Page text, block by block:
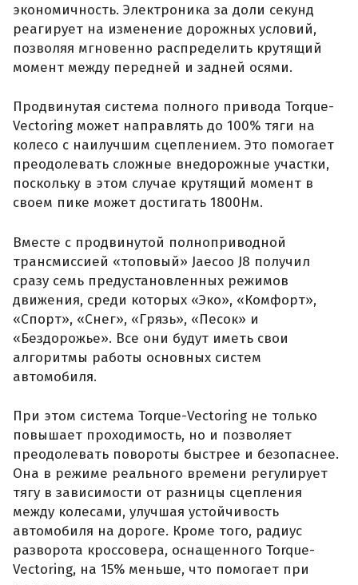
экономичность. Электроника за доли секунд
реагирует на изменение дорожных условий,
позволяя мгновенно распределить крутящий
момент между передней и задней осями.
Продвинутая система полного привода Torque-
Vectoring может направлять до 100% тяги на
колесо с наилучшим сцеплением. Это помогает
преодолевать сложные внедорожные участки,
поскольку в этом случае крутящий момент в
своем пике может достигать 1800Нм.
Вместе с продвинутой полноприводной
трансмиссией «топовый» Jaecoo J8 получил
сразу семь предустановленных режимов
движения, среди которых «Эко», «Комфорт»,
«Спорт», «Снег», «Грязь», «Песок» и
«Бездорожье». Все они будут иметь свои
алгоритмы работы основных систем
автомобиля.
При этом система Torque-Vectoring не только
повышает проходимость, но и позволяет
преодолевать повороты быстрее и безопаснее.
Она в режиме реального времени регулирует
тягу в зависимости от разницы сцепления
между колесами, улучшая устойчивость
автомобиля на дороге. Кроме того, радиус
разворота кроссовера, оснащенного Torque-
Vectoring, на 15% меньше, что помогает при